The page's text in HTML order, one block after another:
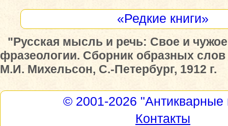
«Редкие книги»
"Русская мысль и речь: Свое и
фразеологии. Сборник образных слов
М.И. Михельсон, С.-Петербург, 1912 г.
© 2001-2026 "Антикварные
Контакты